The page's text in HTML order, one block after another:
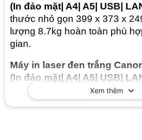
(In đảo mặt| A4| A5| USB|
thước nhỏ gọn 399 x 373 x
lượng 8.7kg hoàn toàn phù
gian.
Máy in laser đen trắng
(In đảo mặt| A4| A5| USB|
năng có thể in tối đa tối đa 36
37 trang/phút in thư, 30 hình/
Xem thêm